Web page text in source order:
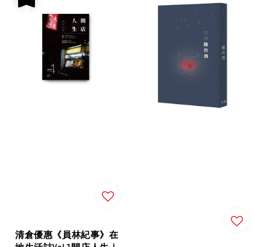
清倉優惠《員林紀事》在